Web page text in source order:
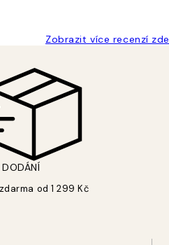
Zobrazit více recenzí zde
DODÁNÍ
od 1 299 Kč